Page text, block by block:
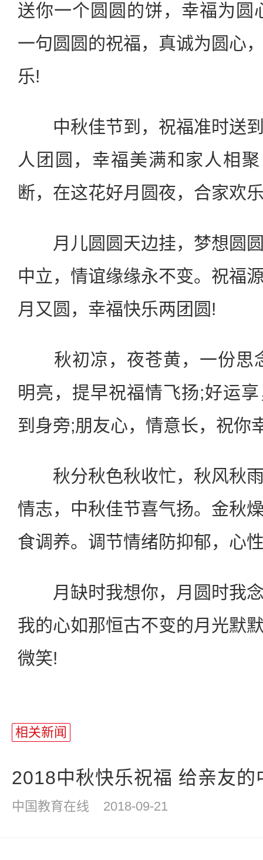
送你一个圆圆的饼，幸福为圆
一句圆圆的祝福，真诚为圆心
乐!
中秋佳节到，祝福准时送到
人团圆，幸福美满和家人相
断，在这花好月圆夜，合家欢
月儿圆圆天边挂，梦想圆圆
中立，情谊缘缘永不变。祝福
月又圆，幸福快乐两团圆!
秋初凉，夜苍黄，一份思
明亮，提早祝福情飞扬;好运
到身旁;朋友心，情意长，祝你
秋分秋色秋收忙，秋风秋雨
情志，中秋佳节喜气扬。金秋
食调养。调节情绪防抑郁，心
月缺时我想你，月圆时我念
我的心如那恒古不变的月光默
微笑!
相关新闻
2018中秋快乐祝福 给亲友的
中国教育在线 2018-09-21